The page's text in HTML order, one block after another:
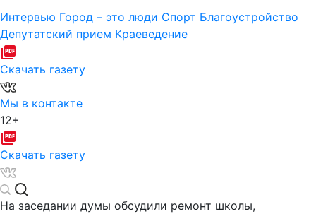
Интервью Город – это люди Спорт Благоустройство
Депутатский прием Краеведение
Скачать газету
Мы в контакте
12+
Скачать газету
На заседании думы обсудили ремонт школы,